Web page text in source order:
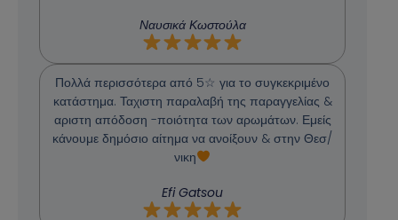
Ναυσικά Κωστούλα
Πολλά περισσότερα από 5☆ για το συγκεκριμένο
κατάστημα. Ταχιστη παραλαβή της παραγγελίας &
αριστη απόδοση -ποιότητα των αρωμάτων. Εμείς
κάνουμε δημόσιο αίτημα να ανοίξουν & στην Θεσ/
νικη
Efi Gatsou